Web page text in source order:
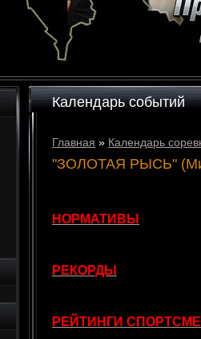
Календарь событий
Главная » Календарь
"ЗОЛОТАЯ РЫСЬ"
НОРМАТИВЫ
РЕКОРДЫ
РЕЙТИНГИ